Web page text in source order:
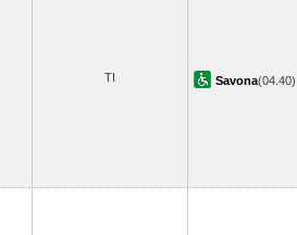
TI Savona(04.40)